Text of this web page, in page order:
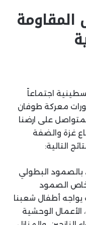
المقاومة
اجتماعاً
معركة طوفان
على ارضنا
غزة والضفة
التالية:
بالصمود البطولي
خاص الصمود
أطفال شعبنا
الأعمال الوحشية